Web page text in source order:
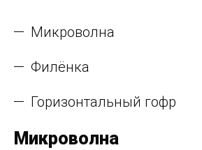
Микроволна
Филёнка
Горизонтальный гофр
Микроволна